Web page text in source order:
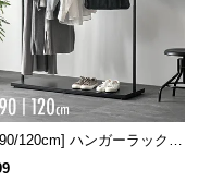
120cm] ハンガーラック
ル 4段階高さ調節 サイドフ
ープンラック シンプル